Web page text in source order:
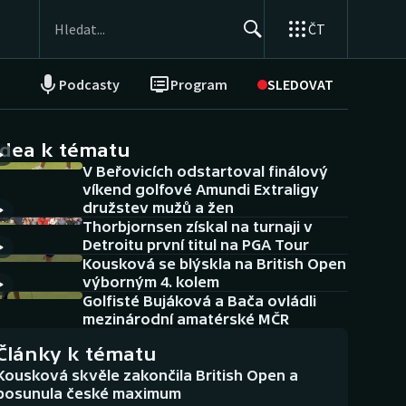
ČT
Podcasty Program SLEDOVAT
NEPŘEHLÉDNĚTE
Historické návraty
Aplikace ČT sport
AZ kvíz
k tématu
V Beřovicích odstartoval finálový
víkend golfové Amundi Extraligy
družstev mužů a žen
Thorbjornsen získal na turnaji v
Detroitu první titul na PGA Tour
Kousková se blýskla na British Open
výborným 4. kolem
Golfisté Bujáková a Bača ovládli
mezinárodní amatérské MČR
k tématu
skvěle zakončila British Open a
české maximum